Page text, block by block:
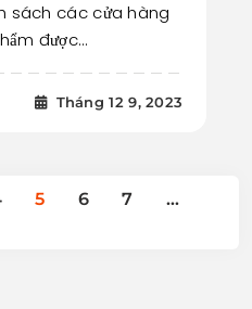
sách các cửa hàng
được…
Tháng 12 9, 2023
5 6 7
…